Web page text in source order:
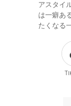
アスタイ
は一癖あ
たくなる